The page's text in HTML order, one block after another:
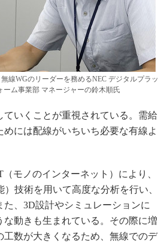
無線WGのリーダーを務めるNEC デジタルプラッ
ーム事業部 マネージャーの鈴木順氏
いくことが重視されている。需給
には配線がいちいち必要な有線よ
モノのインターネット）により、
技術を用いて高度な分析を行い、
、3D設計やシミュレーションに
動きも生まれている。その際に増
数が大きくなるため、無線でのデ